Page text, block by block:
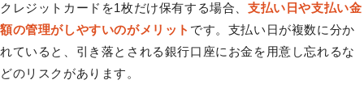
クレジットカードを1枚だけ保有する場合、 支払い日や支払い金
額の管理がしやすいのがメリット です。支払い日が複数に分か
れていると、引き落とされる銀行口座にお金を用意し忘れるな
どのリスクがあります。